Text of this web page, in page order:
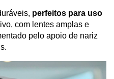
perfeitos para uso
com lentes amplas e
pelo apoio de nariz